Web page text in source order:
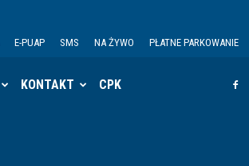
E-PUAP SMS NA ŻYWO PŁATNE PARKOWANIE
KONTAKT CPK